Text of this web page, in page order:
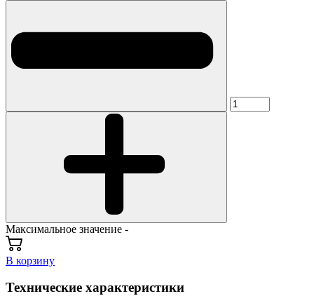
Максимальное значение -
В корзину
Технические характеристики